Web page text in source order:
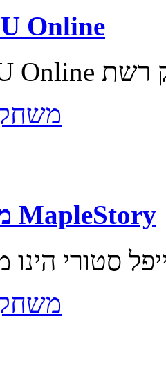
Online
מייפל סטורי MapleStory